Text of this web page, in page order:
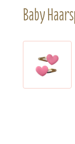
Baby